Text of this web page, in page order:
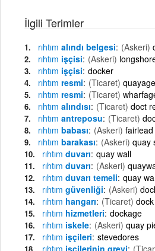
İlgili Terimler
rıhtım alındı belgesi (Askeri)
rıhtım işçisi (Askeri)
rıhtım işçisi docker
rıhtım resmi (Ticaret) quayage
rıhtım resmi (Ticaret)
rıhtım alındısı (Ticaret) doct
rıhtım antreposu (Ticaret)
rıhtım babası (Askeri) fairlead
rıhtım barakası (Askeri) quay
rıhtım duvarı quay wall
rıhtım duvarı (Askeri)
rıhtım duvarı temeli quay
rıhtım güvenliği (Askeri)
rıhtım hangarı (Ticaret)
rıhtım hizmetleri dockage
rıhtım iskele (Askeri) quay
rıhtım işçileri stevedores
rıhtım işçilerinin grevi